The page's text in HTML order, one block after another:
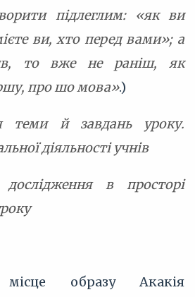
підлеглим: «як ви
ви, хто перед вами»; а
то вже не раніш, як
про шо мова».)
теми й завдань уроку.
діяльності учнів
в просторі
образу Акакія